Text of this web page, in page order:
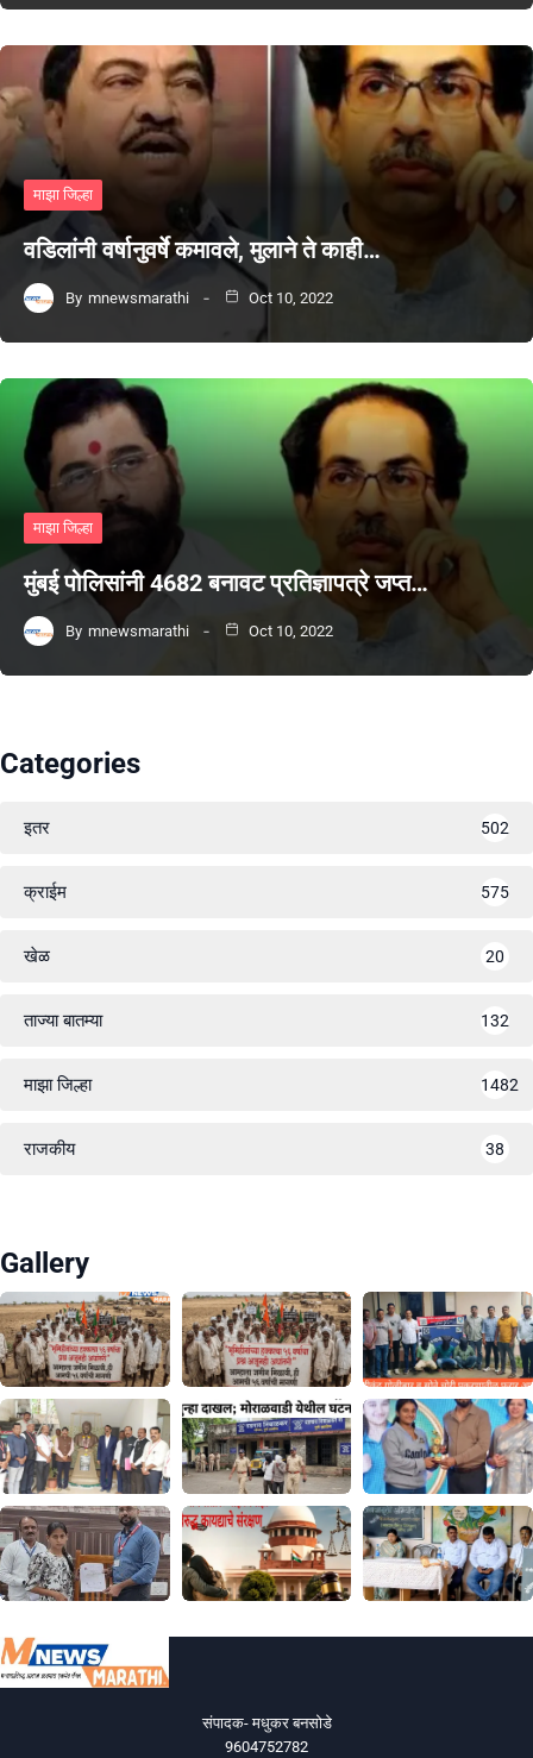
माझा जिल्हा
वडिलांनी वर्षानुवर्षे कमावले, मुलाने ते काही…
By mnewsmarathi Oct 10, 2022
माझा जिल्हा
मुंबई पोलिसांनी 4682 बनावट प्रतिज्ञापत्रे जप्त…
By mnewsmarathi Oct 10, 2022
Categories
इतर 502
क्राईम 575
खेळ 20
ताज्या बातम्या 132
माझा जिल्हा 1482
राजकीय 38
Gallery
संपादक- मधुकर बनसोडे
9604752782